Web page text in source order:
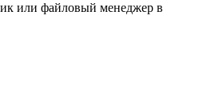
или файловый менеджер в